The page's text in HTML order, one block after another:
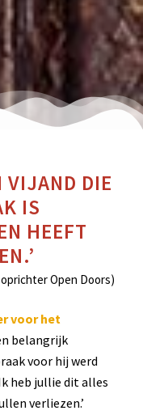
VIJAND DIE
IS
HEEFT
Open Doors)
voor het
belangrijk
voor hij werd
heb jullie dit alles
verliezen.’